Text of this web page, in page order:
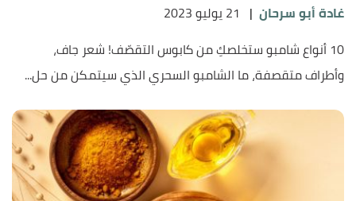
غادة أبو سرحان | 21 يوليو 2023
10 أنواع شامبو ستخلصكِ من كابوس التقصّف! شعر جاف،
وأطراف متقصفة، ما الشامبو السحري الذي سيتمكن من حل...